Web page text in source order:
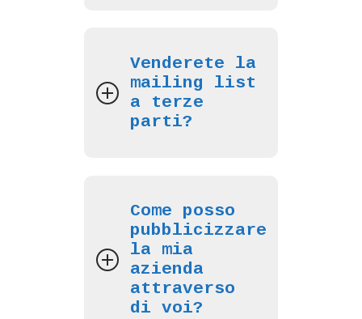
Venderete la
mailing list
a terze
parti?
Come posso
pubblicizzare
la mia
azienda
attraverso
di voi?